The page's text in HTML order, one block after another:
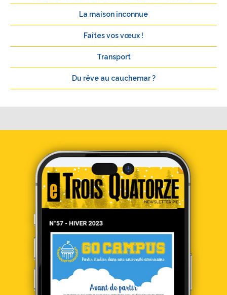
La maison inconnue
Faîtes vos vœux !
Transport
Du rêve au cauchemar ?